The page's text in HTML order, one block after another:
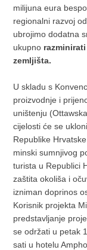
milijuna eura
regionalni razvoj
ubrojimo dodatna
ukupno
zemljišta.
U skladu s
proizvodnje i
uništenju
cijelosti će se
Republike
minski sumnjivog
turista u Republici
zaštita okoliša i
izniman doprinos
Korisnik projekta
predstavljanje
se održati u petak
sati u hotelu